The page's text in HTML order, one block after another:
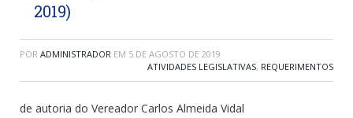
2019)
POR ADMINISTRADOR EM 5 DE AGOSTO DE 2019
ATIVIDADES LEGISLATIVAS, REQUERIMENTOS
de autoria do Vereador Carlos Almeida Vidal